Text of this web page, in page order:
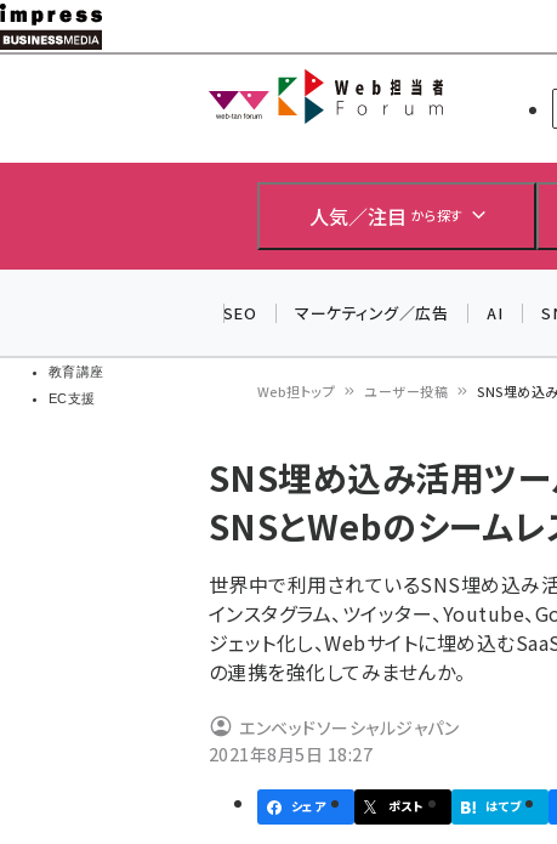
メ
イ
教育講座
EC支援
Web担当者
人気／注目 から探す
SEO マーケティング／広告 AI
ン
く
ず
Web担トップ ユーザー投稿 SNS埋め込
SNS埋め込み活用ツ
SNSとWebのシーム
世界中で利用されているSNS埋め込み
インスタグラム、ツイッター、Youtube
ジェット化し、Webサイトに埋め込む
の連携を強化してみませんか。
エンベッドソーシャルジャパン
2021年8月5日 18:27
シェア ポスト はてブ